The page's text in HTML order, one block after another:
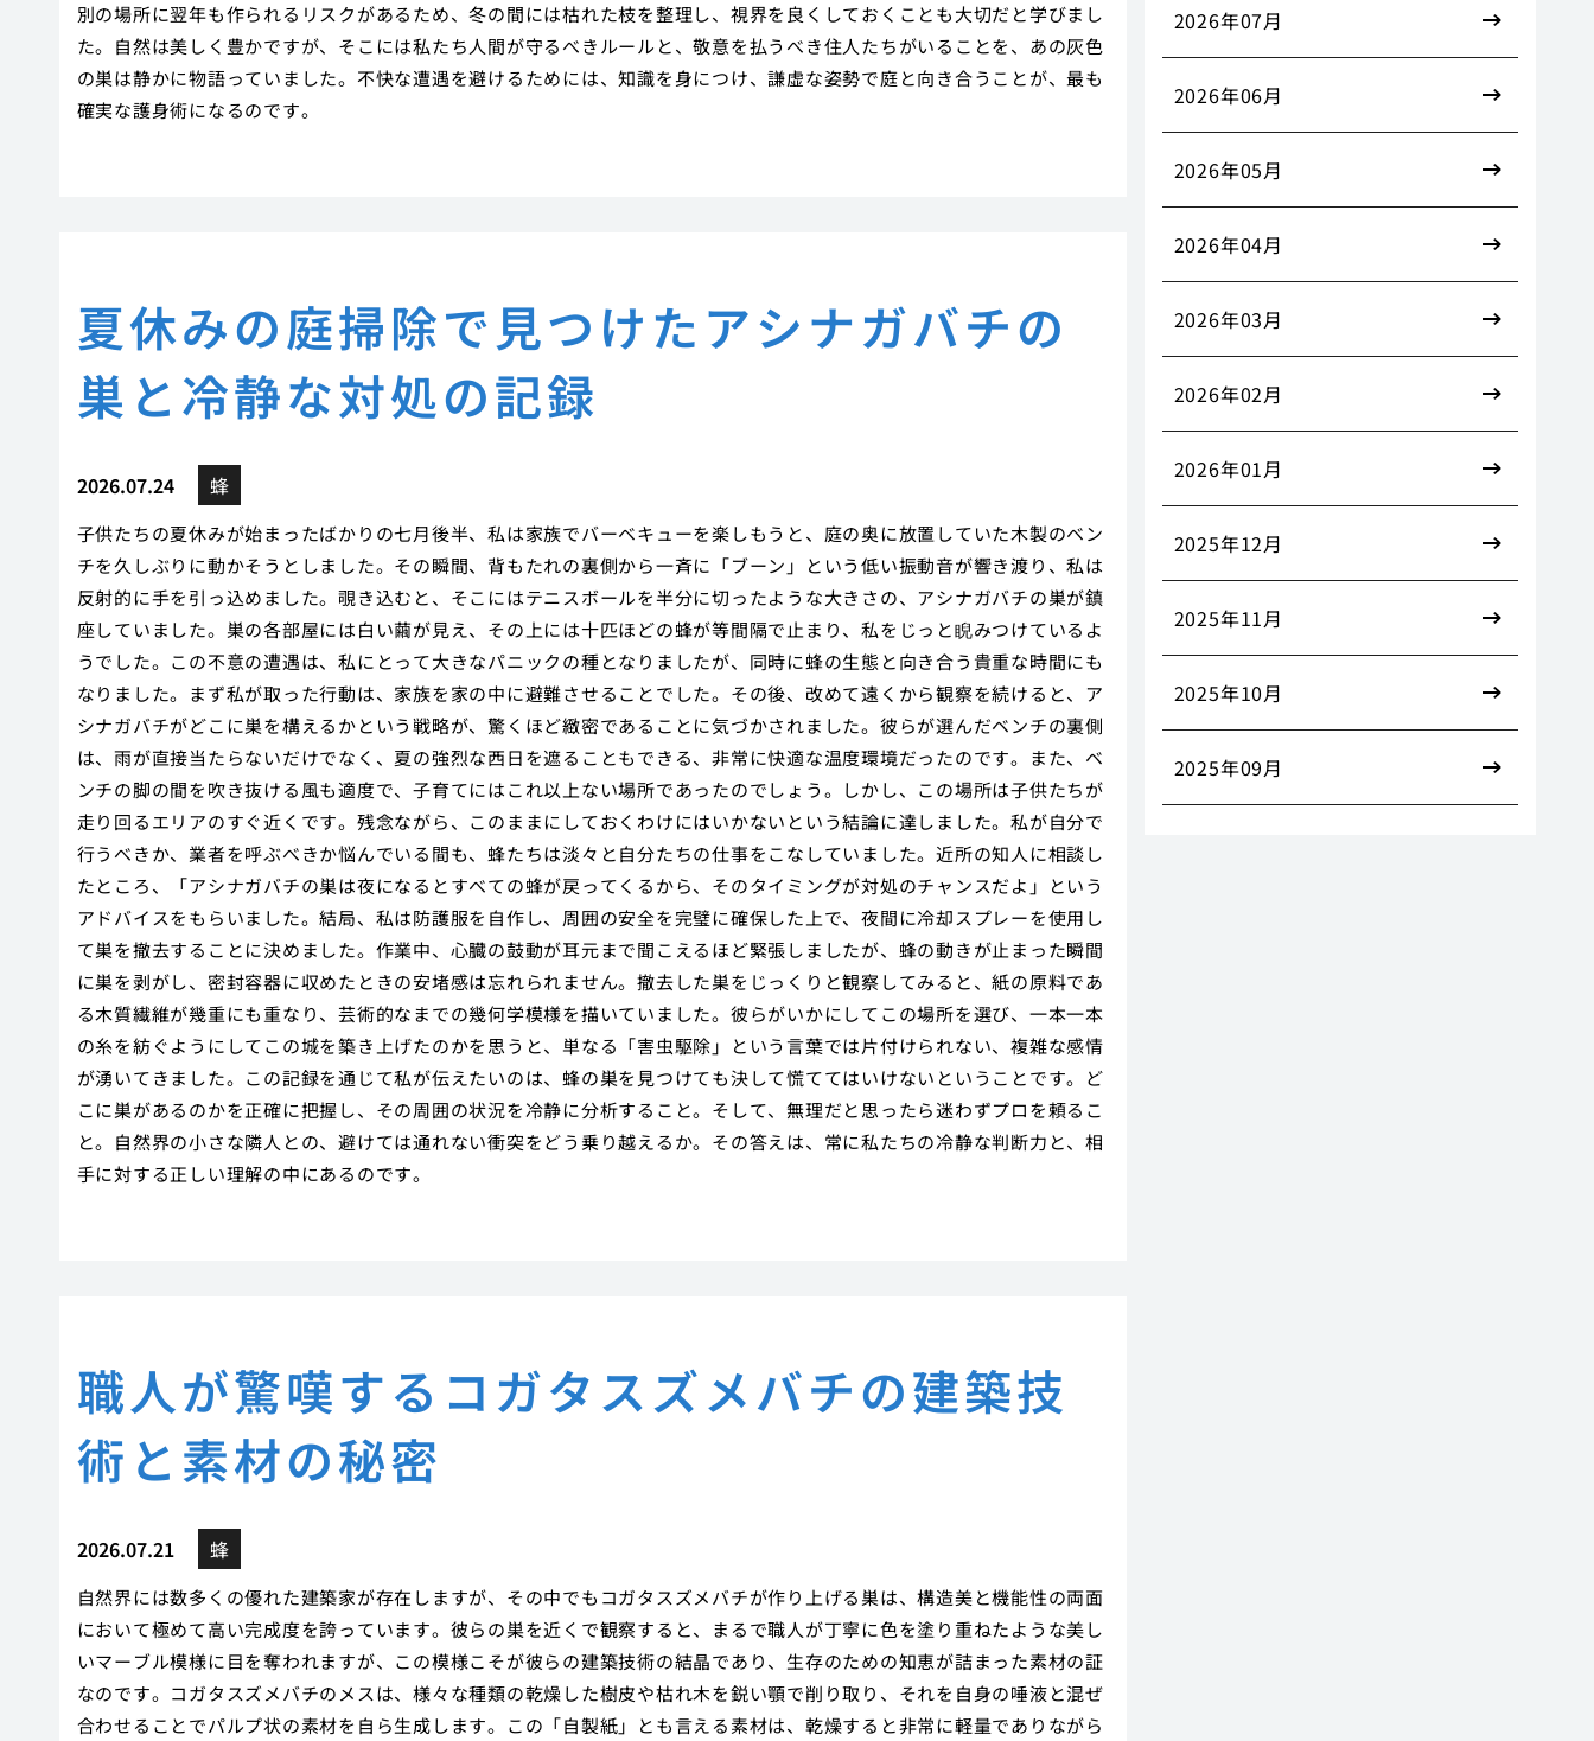
別の場所に翌年も作られるリスクがあるため、冬の間には枯れた枝を整理し、視界を良くしておくことも大切だと学びまし
た。自然は美しく豊かですが、そこには私たち人間が守るべきルールと、敬意を払うべき住人たちがいることを、あの灰色
の巣は静かに物語っていました。不快な遭遇を避けるためには、知識を身につけ、謙虚な姿勢で庭と向き合うことが、最も
確実な護身術になるのです。
夏休みの庭掃除で見つけたアシナガバチの
巣と冷静な対処の記録
2026.07.24 蜂
子供たちの夏休みが始まったばかりの七月後半、私は家族でバーベキューを楽しもうと、庭の奥に放置していた木製のベン
チを久しぶりに動かそうとしました。その瞬間、背もたれの裏側から一斉に「ブーン」という低い振動音が響き渡り、私は
反射的に手を引っ込めました。覗き込むと、そこにはテニスボールを半分に切ったような大きさの、アシナガバチの巣が鎮
座していました。巣の各部屋には白い繭が見え、その上には十匹ほどの蜂が等間隔で止まり、私をじっと睨みつけているよ
うでした。この不意の遭遇は、私にとって大きなパニックの種となりましたが、同時に蜂の生態と向き合う貴重な時間にも
なりました。まず私が取った行動は、家族を家の中に避難させることでした。その後、改めて遠くから観察を続けると、ア
シナガバチがどこに巣を構えるかという戦略が、驚くほど緻密であることに気づかされました。彼らが選んだベンチの裏側
は、雨が直接当たらないだけでなく、夏の強烈な西日を遮ることもできる、非常に快適な温度環境だったのです。また、ベ
ンチの脚の間を吹き抜ける風も適度で、子育てにはこれ以上ない場所であったのでしょう。しかし、この場所は子供たちが
走り回るエリアのすぐ近くです。残念ながら、このままにしておくわけにはいかないという結論に達しました。私が自分で
行うべきか、業者を呼ぶべきか悩んでいる間も、蜂たちは淡々と自分たちの仕事をこなしていました。近所の知人に相談し
たところ、「アシナガバチの巣は夜になるとすべての蜂が戻ってくるから、そのタイミングが対処のチャンスだよ」という
アドバイスをもらいました。結局、私は防護服を自作し、周囲の安全を完璧に確保した上で、夜間に冷却スプレーを使用し
て巣を撤去することに決めました。作業中、心臓の鼓動が耳元まで聞こえるほど緊張しましたが、蜂の動きが止まった瞬間
に巣を剥がし、密封容器に収めたときの安堵感は忘れられません。撤去した巣をじっくりと観察してみると、紙の原料であ
る木質繊維が幾重にも重なり、芸術的なまでの幾何学模様を描いていました。彼らがいかにしてこの場所を選び、一本一本
の糸を紡ぐようにしてこの城を築き上げたのかを思うと、単なる「害虫駆除」という言葉では片付けられない、複雑な感情
が湧いてきました。この記録を通じて私が伝えたいのは、蜂の巣を見つけても決して慌ててはいけないということです。ど
こに巣があるのかを正確に把握し、その周囲の状況を冷静に分析すること。そして、無理だと思ったら迷わずプロを頼るこ
と。自然界の小さな隣人との、避けては通れない衝突をどう乗り越えるか。その答えは、常に私たちの冷静な判断力と、相
手に対する正しい理解の中にあるのです。
職人が驚嘆するコガタスズメバチの建築技
術と素材の秘密
2026.07.21 蜂
自然界には数多くの優れた建築家が存在しますが、その中でもコガタスズメバチが作り上げる巣は、構造美と機能性の両面
において極めて高い完成度を誇っています。彼らの巣を近くで観察すると、まるで職人が丁寧に色を塗り重ねたような美し
いマーブル模様に目を奪われますが、この模様こそが彼らの建築技術の結晶であり、生存のための知恵が詰まった素材の証
なのです。コガタスズメバチのメスは、様々な種類の乾燥した樹皮や枯れ木を鋭い顎で削り取り、それを自身の唾液と混ぜ
合わせることでパルプ状の素材を自ら生成します。この「自製紙」とも言える素材は、乾燥すると非常に軽量でありながら
2026年07月
2026年06月
2026年05月
2026年04月
2026年03月
2026年02月
2026年01月
2025年12月
2025年11月
2025年10月
2025年09月